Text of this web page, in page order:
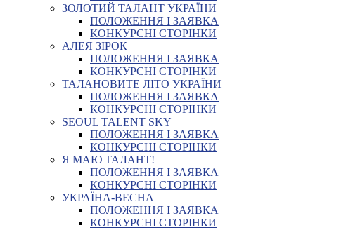
ЗОЛОТИЙ ТАЛАНТ УКРАЇНИ
ПОЛОЖЕННЯ І ЗАЯВКА
КОНКУРСНІ СТОРІНКИ
АЛЕЯ ЗІРОК
ПОЛОЖЕННЯ І ЗАЯВКА
КОНКУРСНІ СТОРІНКИ
ТАЛАНОВИТЕ ЛІТО УКРАЇНИ
ПОЛОЖЕННЯ І ЗАЯВКА
КОНКУРСНІ СТОРІНКИ
SEOUL TALENT SKY
ПОЛОЖЕННЯ І ЗАЯВКА
КОНКУРСНІ СТОРІНКИ
Я МАЮ ТАЛАНТ!
ПОЛОЖЕННЯ І ЗАЯВКА
КОНКУРСНІ СТОРІНКИ
УКРАЇНА-ВЕСНА
ПОЛОЖЕННЯ І ЗАЯВКА
КОНКУРСНІ СТОРІНКИ